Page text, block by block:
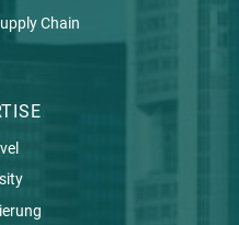
Chain